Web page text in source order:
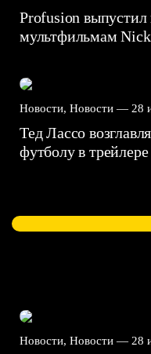
Profusion выпустил
мультфильмам
Новости, Новости — 28
Тед Лассо
футболу в трейлере
Новости, Новости — 28